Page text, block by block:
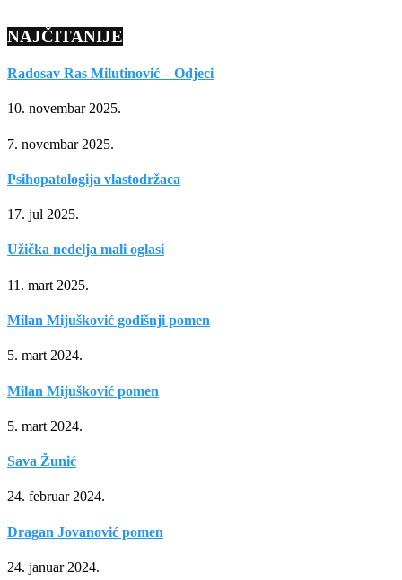
NAJČITANIJE
Radosav Ras Milutinović – Odjeci
10. novembar 2025.
7. novembar 2025.
Psihopatologija vlastodržaca
17. jul 2025.
Užička nedelja mali oglasi
11. mart 2025.
Milan Mijušković godišnji pomen
5. mart 2024.
Milan Mijušković pomen
5. mart 2024.
Sava Žunić
24. februar 2024.
Dragan Jovanović pomen
24. januar 2024.